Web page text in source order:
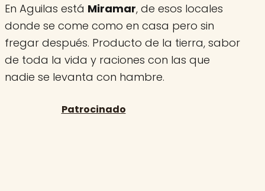
En Aguilas está Miramar, de esos locales
donde se come como en casa pero sin
fregar después. Producto de la tierra, sabor
de toda la vida y raciones con las que
nadie se levanta con hambre.